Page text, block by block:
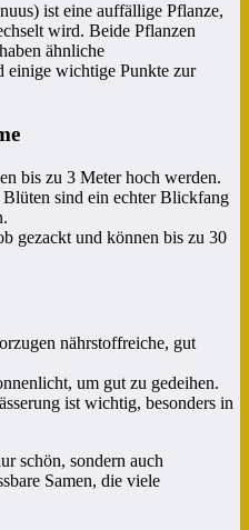
ist eine auffällige Pflanze,
wird. Beide Pflanzen
ähnliche
einige wichtige Punkte zur
bis zu 3 Meter hoch werden.
sind ein echter Blickfang
gezackt und können bis zu 30
nährstoffreiche, gut
um gut zu gedeihen.
ist wichtig, besonders in
schön, sondern auch
Samen, die viele